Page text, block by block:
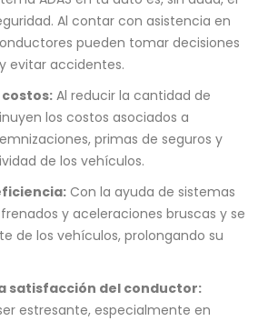
Al contar con asistencia en
pueden tomar decisiones
evitar accidentes.
Al reducir la cantidad de
los costos asociados a
primas de seguros y
de los vehículos.
Con la ayuda de sistemas
y aceleraciones bruscas y se
de los vehículos, prolongando su
satisfacción del conductor:
estresante, especialmente en